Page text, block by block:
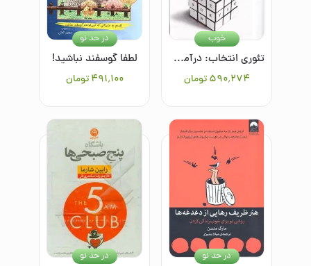
تئوری انتخاب: درآمدی بر روانشناسی امید
۵۹۰٬۲۷۴ تومان
خوب
لطفا گوسفند نباشید!
۴۹۱٬۱۰۰ تومان
در حد نو
در حد نو در حد نو